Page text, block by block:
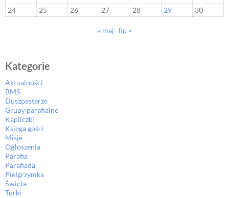
24
25 26 27 28 29 30
« maj lip »
Kategorie
Aktualności
BMS
Duszpasterze
Grupy parafialne
Kapliczki
Księga gości
Misje
Ogłoszenia
Parafia
Parafiada
Pielgrzymka
Święta
Turki